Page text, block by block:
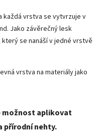
každá vrstva se vytvrzuje v
Jako závěrečný lesk
který se nanáší v jedné vrstvě
vrstva na materiály jako
možnost aplikovat
přírodní nehty.